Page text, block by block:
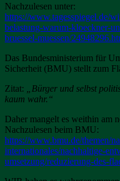
Nachzulesen unter:
https://www.tagesspiegel.de/
belastung-warum-kloeckner-
bruessel-muessen/
Das Bundesministerium für
Sicherheit (BMU) stellt zum
Zitat:
„Bürger und selbst
kaum wahr.“
Daher mangelt es weithin am
Nachzulesen beim BMU:
https://www.bmu.de/themen/
internationales/nachhaltige-
umsetzung/reduzierung-des-